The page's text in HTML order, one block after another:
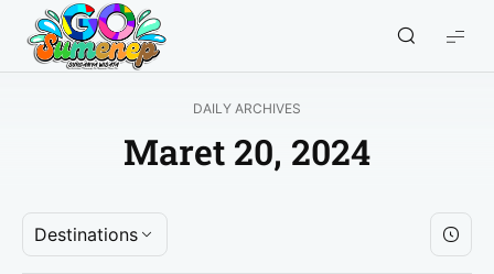
GO
Sumenep
DAILY ARCHIVES
Maret 20, 2024
Destinations